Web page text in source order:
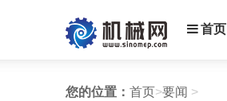
首页
您的位置： 首页>要闻 >